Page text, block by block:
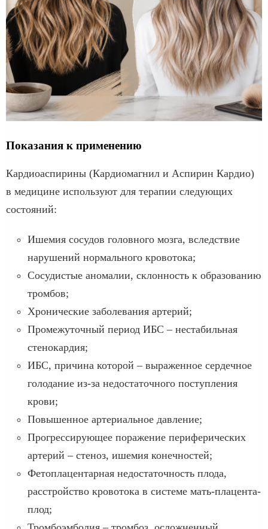
Показания к применению
Кардиоаспирины (Кардиомагнил и Аспирин Кардио)
в медицине используют для терапии следующих
состояний:
Ишемия сосудов головного мозга, вследствие
нарушений нормального кровотока;
Сосудистые аномалии, склонность к образованию
тромбов;
Хронические заболевания артерий;
Промежуточный период ИБС – нестабильная
стенокардия;
ИБС, причина которой – выраженное сердечное
голодание из-за недостаточного поступления
крови;
Повышенное артериальное давление;
Прогрессирующее поражение периферических
артерий – стеноз, ишемия конечностей;
Фетоплацентарная недостаточность плода,
расстройство кровотока в системе мать-плацента-
плод;